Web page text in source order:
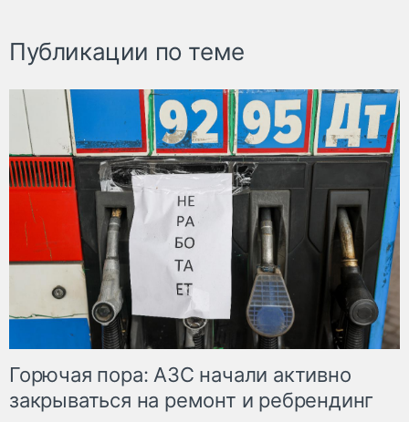
Публикации по теме
Горючая пора: АЗС начали активно
закрываться на ремонт и ребрендинг